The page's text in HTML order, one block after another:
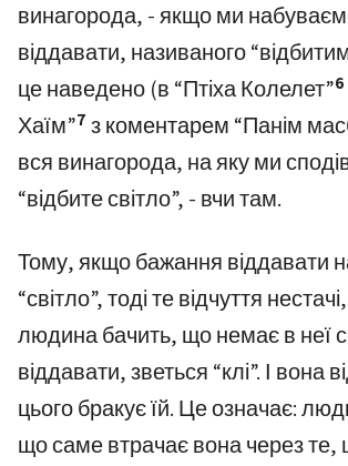
винагорода, - якщо ми
віддавати, називаного
це наведено (в “Птіха Колелет”6
Хаїм”7 з коментарем “Панім
вся винагорода, на яку ми
“відбите світло”, - вчи там.
Тому, якщо бажання віддавати
“світло”, тоді те відчуття
людина бачить, що немає в неї
віддавати, зветься “клі”. І вона
цього бракує їй. Це означає:
що саме втрачає вона через